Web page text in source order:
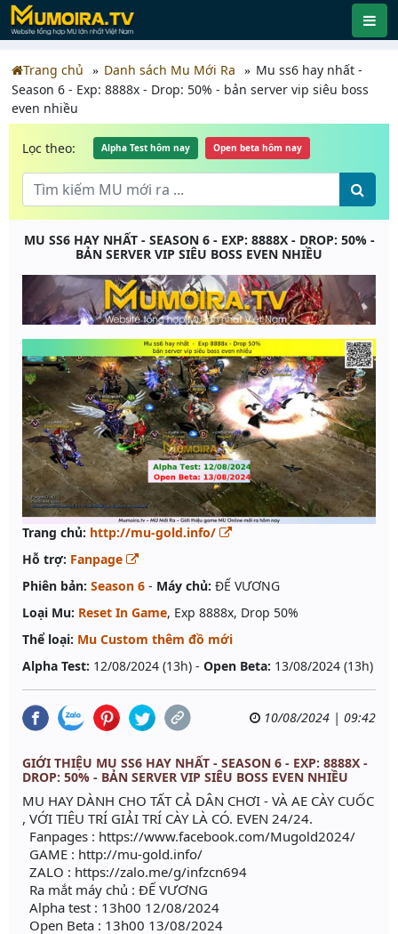
Trang chủ Danh sách Mu Mới Ra
Mu ss6 hay nhất -
Season 6 - Exp: 8888x - Drop: 50% - bản server vip siêu boss
even nhiều
Lọc theo: Alpha Test hôm nay Open beta hôm nay
MU SS6 HAY NHẤT - SEASON 6 - EXP: 8888X - DROP: 50% -
BẢN SERVER VIP SIÊU BOSS EVEN NHIỀU
Trang chủ: http://mu-gold.info/
Hỗ trợ: Fanpage
Phiên bản: Season 6 - Máy chủ: ĐẾ VƯƠNG
Loại Mu: Reset In Game, Exp 8888x, Drop 50%
Thể loại: Mu Custom thêm đồ mới
Alpha Test: 12/08/2024 (13h) - Open Beta: 13/08/2024 (13h)
10/08/2024 | 09:42
GIỚI THIỆU MU SS6 HAY NHẤT - SEASON 6 - EXP: 8888X -
DROP: 50% - BẢN SERVER VIP SIÊU BOSS EVEN NHIỀU
MU HAY DÀNH CHO TẤT CẢ DÂN CHƠI - VÀ AE CÀY CUỐC
, VỚI TIÊU TRÍ GIẢI TRÍ CÀY LÀ CÓ. EVEN 24/24.
Fanpages : https://www.facebook.com/Mugold2024/
GAME : http://mu-gold.info/
ZALO : https://zalo.me/g/infzcn694
Ra mắt máy chủ : ĐẾ VƯƠNG
Alpha test : 13h00 12/08/2024
Open Beta : 13h00 13/08/2024